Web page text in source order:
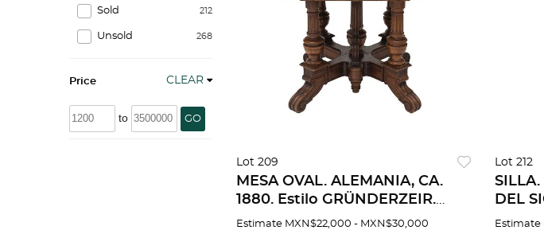
212
Sold
268
Unsold
Price CLEAR
to GO
Lot 209
MESA OVAL. ALEMANIA, CA.
1880. Estilo GRÜNDERZEIR.
Elaborada en madera Decorada
Estimate MXN$22,000 - MXN$30,000
Lot 212
SILLA.
DEL
Estimate